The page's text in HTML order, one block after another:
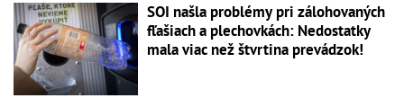
SOI našla problémy pri zálohovaných
fľašiach a plechovkách: Nedostatky
mala viac než štvrtina prevádzok!